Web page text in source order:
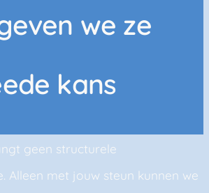
we ze
kans
geen structurele
Alleen met jouw steun kunnen we